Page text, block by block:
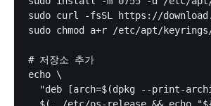
sudo curl -fsSL https://
sudo chmod a+r /etc/apt/
# 저장소 추가
echo \
"deb [arch=$(dpkg --print-